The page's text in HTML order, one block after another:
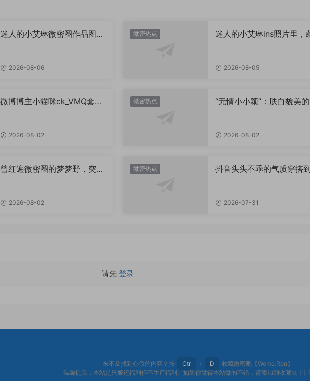
迷人的小艾琳微密圈作品图
2026-08-06
微密热点
迷人的小艾琳ins照片里，
2026-08-05
微博博主小猫咪ck_VMQ套
2026-08-02
微密热点
“无情小小颖”：肤白貌美
2026-08-02
曾红遍微密圈的梦梦野，突然
2026-08-02
微密热点
抖音头头不乖的气质穿搭
2026-07-31
请先 登录
来不及找到心仪的内容？按 Ctr + D
收藏微密吧【Weme.Ren】
温馨提示：本站是只搬运福利但不生产福利。如果你觉得本站做的不错，请添加到收藏夹！|